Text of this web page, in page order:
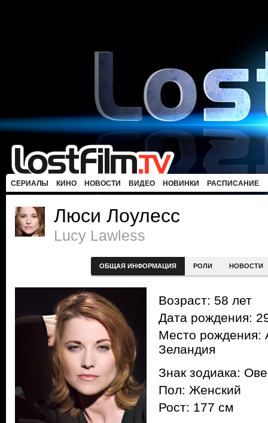
СЕРИАЛЫ КИНО НОВОСТИ ВИДЕО НОВИНКИ РАСПИСАНИЕ
Люси Лоулесс
Lucy Lawless
ОБЩАЯ ИНФОРМАЦИЯ РОЛИ НОВОСТИ
Возраст: 58 лет
Дата рождения:
Место рождения:
Зеландия
Знак зодиака:
Пол: Женский
Рост: 177 см